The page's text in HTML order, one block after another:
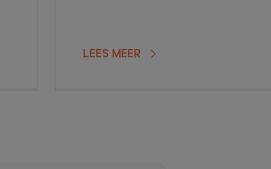
nooit een voorwaarde zijn voor
LEES MEER